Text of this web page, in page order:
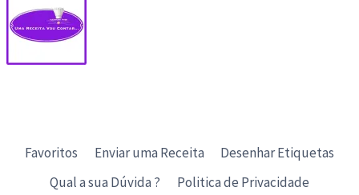
Favoritos Enviar uma Receita
Desenhar Etiquetas
Qual a sua Dúvida ?
Politica de Privacidade